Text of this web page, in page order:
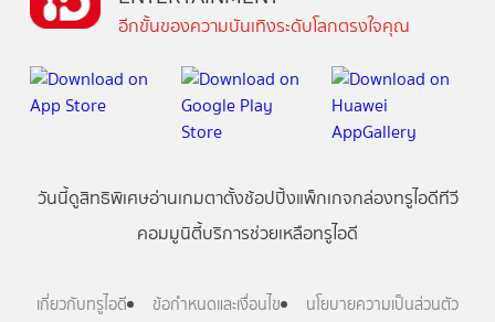
อีกขั้นของความบันเทิงระดับโลกตรงใจคุณ
วันนี้ดูสิทธิพิเศษอ่านเกมตาตั้งช้อปปิ้งแพ็กเกจกล่องทรูไอดีทีวี
คอมมูนิตี้บริการช่วยเหลือทรูไอดี
เกี่ยวกับทรูไอดี ข้อกำหนดและเงื่อนไข
นโยบายความเป็นส่วนตัว